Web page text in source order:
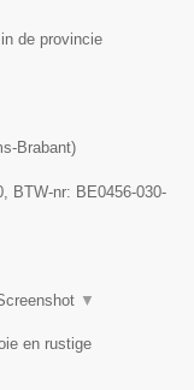
de provincie
Brabant)
, BTW-nr: BE0456-030-
▼
en rustige